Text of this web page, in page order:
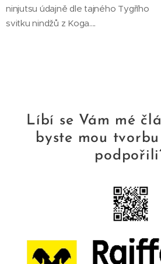
ninjutsu údajně dle tajného Tygřího
svitku nindžů z Koga....
Líbí se Vám mé
byste mou tvorbu
podpořili